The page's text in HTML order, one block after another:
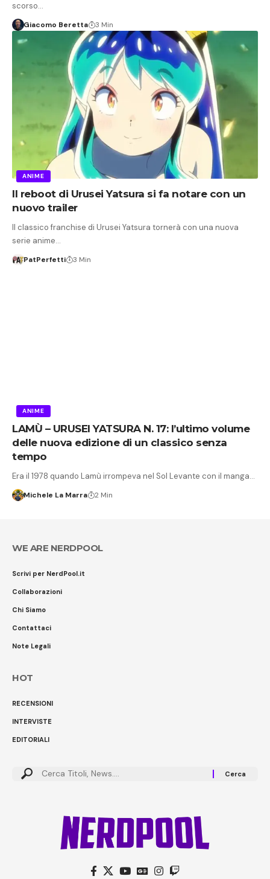
scorso…
Giacomo Beretta 3 Min
ANIME
Il reboot di Urusei Yatsura si fa notare con un
nuovo trailer
Il classico franchise di Urusei Yatsura tornerà con una nuova
serie anime…
PatPerfetti 3 Min
ANIME
LAMÙ – URUSEI YATSURA N. 17: l’ultimo volume
delle nuova edizione di un classico senza
tempo
Era il 1978 quando Lamù irrompeva nel Sol Levante con il manga…
Michele La Marra 2 Min
WE ARE NERDPOOL
Scrivi per NerdPool.it
Collaborazioni
Chi Siamo
Contattaci
Note Legali
HOT
RECENSIONI
INTERVISTE
EDITORIALI
Cerca: